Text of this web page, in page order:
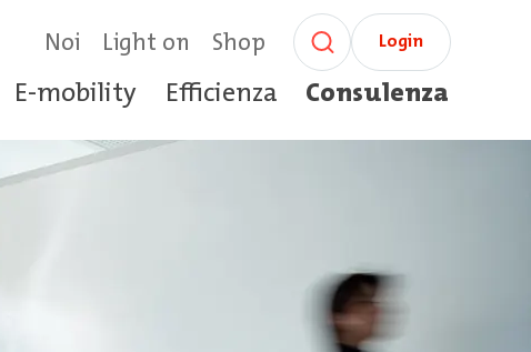
Noi Light on Shop Login
E-mobility Efficienza Consulenza